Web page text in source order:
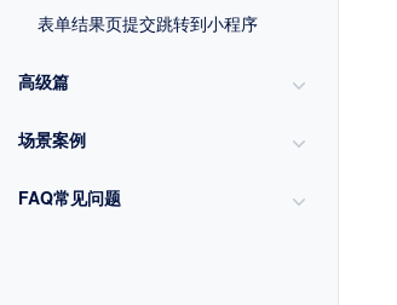
表单结果页提交跳转到小程序
高级篇
场景案例
FAQ常见问题